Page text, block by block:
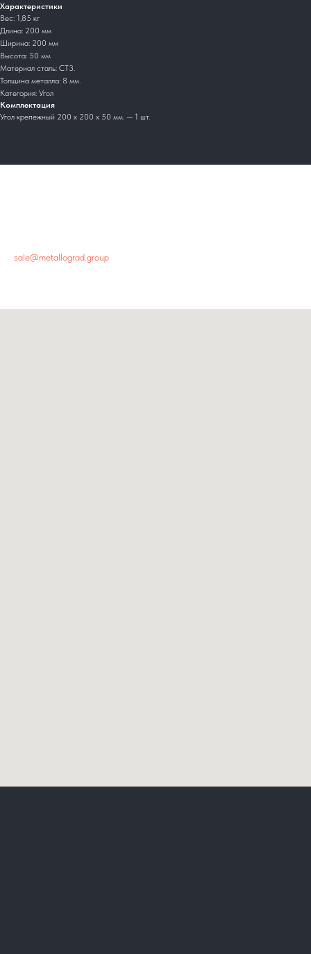
Характеристики
Вес: 1,85 кг
Длина: 200 мм
Ширина: 200 мм
Высота: 50 мм
Материал сталь: СТ3.
Толщина металла: 8 мм.
Категория: Угол
Комплектация
Угол крепежный 200 х 200 х 50 мм. — 1 шт.
sale@metallograd.group